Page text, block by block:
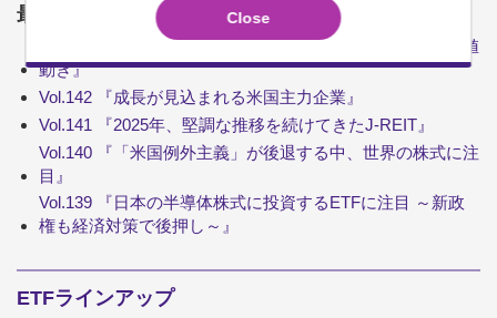
最新のJoJoマーケット
Vol.143 『一般企業と異なる事業モデルが映す、銀行株の値
動き』
Vol.142 『成長が見込まれる米国主力企業』
Vol.141 『2025年、堅調な推移を続けてきたJ-REIT』
Vol.140 『「米国例外主義」が後退する中、世界の株式に注
目』
Vol.139 『日本の半導体株式に投資するETFに注目 ～新政
権も経済対策で後押し～』
ETFラインアップ
Close